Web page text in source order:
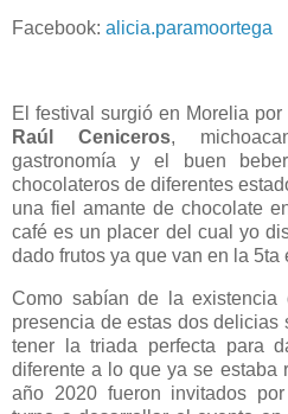
Facebook: alicia.paramoortega
El festival surgió en Morelia
Raúl Ceniceros,
gastronomía y el buen
chocolateros de diferentes
una fiel amante de chocolate
café es un placer del cual yo
dado frutos ya que van en la 5ta
Como sabían de la
presencia de estas dos
tener la triada perfecta para
diferente a lo que ya se estaba
año 2020 fueron invitados